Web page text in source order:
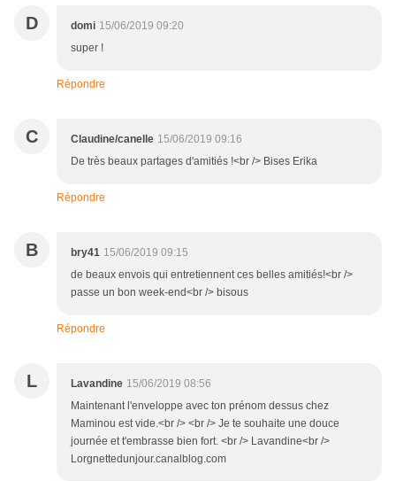
D domi 15/06/2019 09:20
super !
Répondre
C Claudine/canelle 15/06/2019 09:16
De très beaux partages d'amitiés !<br /> Bises Erika
Répondre
B bry41 15/06/2019 09:15
de beaux envois qui entretiennent ces belles amitiés!<br />
passe un bon week-end<br /> bisous
Répondre
L Lavandine 15/06/2019 08:56
Maintenant l'enveloppe avec ton prénom dessus chez
Maminou est vide.<br /> <br /> Je te souhaite une douce
journée et t'embrasse bien fort. <br /> Lavandine<br />
Lorgnettedunjour.canalblog.com